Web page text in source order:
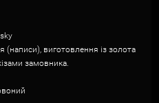
(написи), виготовлення із золота
замовника.